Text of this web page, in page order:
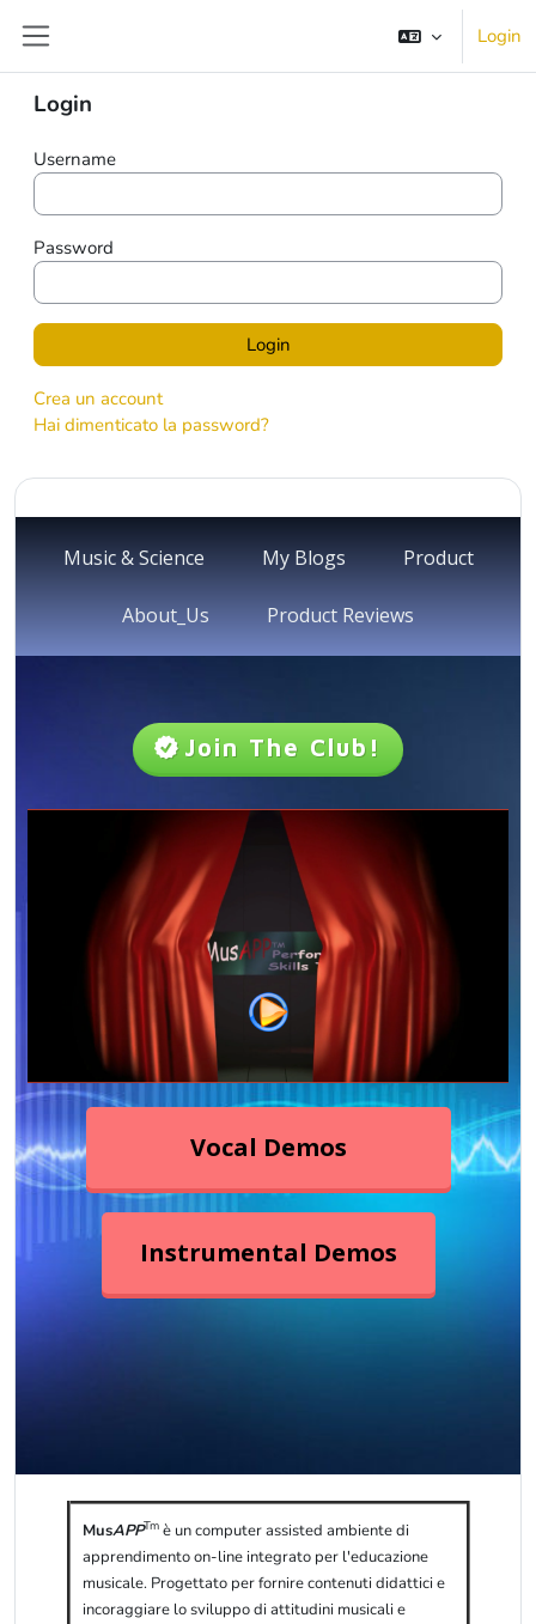
Login
MusAPP Learn to
sing and play
B&amp;O
instruments, guitar,
and piano!
Blocchi
Login
Username
Password
Crea un account
Hai dimenticato la password?
MusAPPTmè un computer assisted ambiente di
apprendimento on-line integrato per l'educazione
musicale. Progettato per fornire contenuti didattici e
incoraggiare lo sviluppo di attitudini musicali e